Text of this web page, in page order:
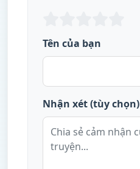
Tên của bạn
Nhận xét (tùy chọn)